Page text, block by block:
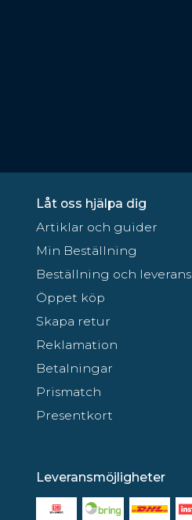
Låt oss hjälpa dig
Artiklar och guider
Min Beställning
Beställning och leverans
Öppet köp
Skapa retur
Reklamation
Betalningar
Prismatch
Presentkort
Leveransmöjligheter